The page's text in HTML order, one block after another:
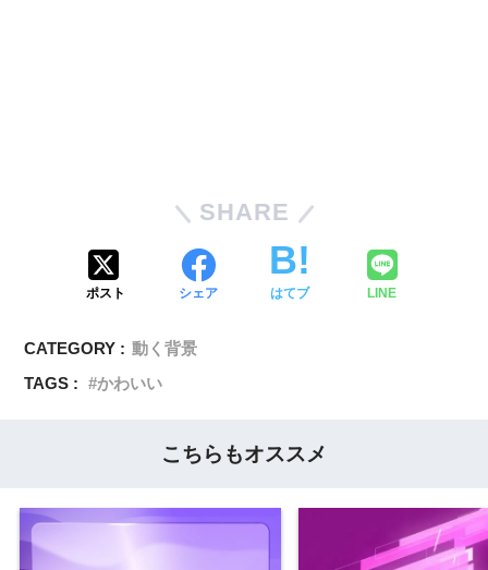
SHARE
ポスト シェア はてブ LINE
CATEGORY : 動く背景
TAGS :
かわいい
こちらもオススメ